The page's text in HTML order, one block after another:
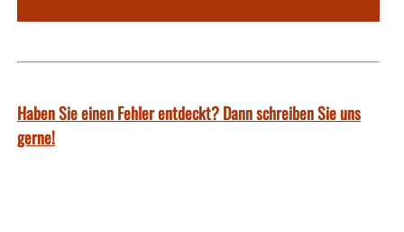
Haben Sie einen Fehler entdeckt? Dann schreiben Sie uns
gerne!